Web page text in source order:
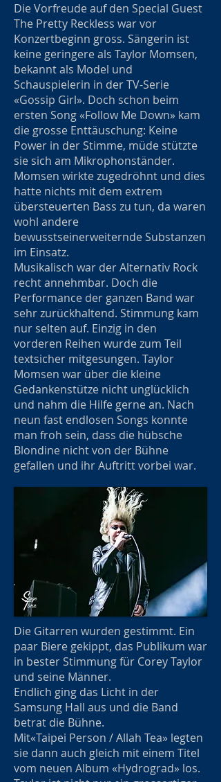
Die Vorfreude auf den Special Guest
The Pretty Reckless war vor
Konzertbeginn gross. Sängerin ist
keine geringere als Taylor Momsen,
bekannt als Model und
Schauspielerin in der TV-Serie
«Gossip Girl». Doch schon beim
ersten Song «Follow Me Down» kam
die grosse Enttäuschung: Keine
Power in der Stimme, müde stützte
sie sich am Mikrophonständer.
Momsen wirkte zugedröhnt und dies
hatte nichts mit dem extrem
übersteuerten Bass zu tun, da waren
wohl andere
bewusstseinerweiternde Substanzen
im Einsatz.
Musikalisch war der Alternativ Rock
recht annehmbar. Doch die
Performance der ganzen Band war
sehr zurückhaltend. Stimmung kam
nur selten auf. Einzig in den
vorderen Reihen wurde zum Teil
textsicher mitgesungen. Taylor
Momsen war über die kleine
Gedankenstütze nicht unglücklich
und nahm die Hilfe gerne an. Nach
neun fast endlosen Songs konnte
man froh sein, dass die hübsche
Blondine nicht von der Bühne
gefallen und ihr Auftritt vorbei war.
Die Gitarren wurden gestimmt. Ein
paar Biere gekippt, das Publikum war
in bester Stimmung für Corey Taylor
und seine Männer.
Endlich ging das Licht in der
Samsung Hall aus und die Band
betrat die Bühne.
Mit«Taipei Person / Allah Tea» legten
sie dann auch gleich mit einem Titel
vom neuen Album «Hydrograd» los.